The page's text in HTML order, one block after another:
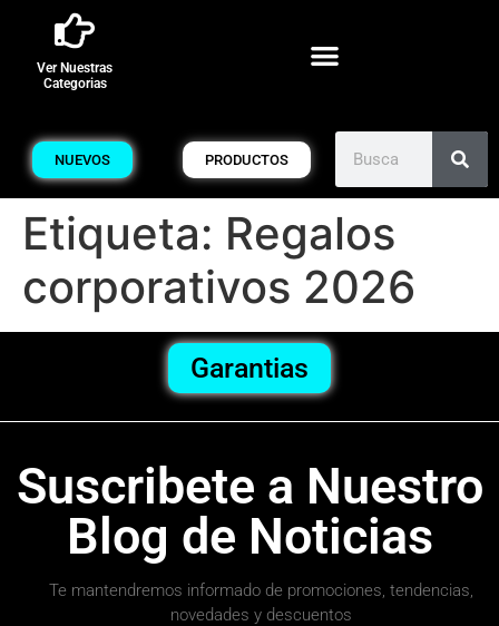
Ver Nuestras
Categorias
NUEVOS PRODUCTOS
Etiqueta: Regalos
corporativos 2026
Garantias
Suscribete a Nuestro
Blog de Noticias
Te mantendremos informado de promociones, tendencias,
novedades y descuentos